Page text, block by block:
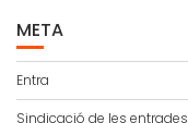
META
Entra
Sindicació de les entrades